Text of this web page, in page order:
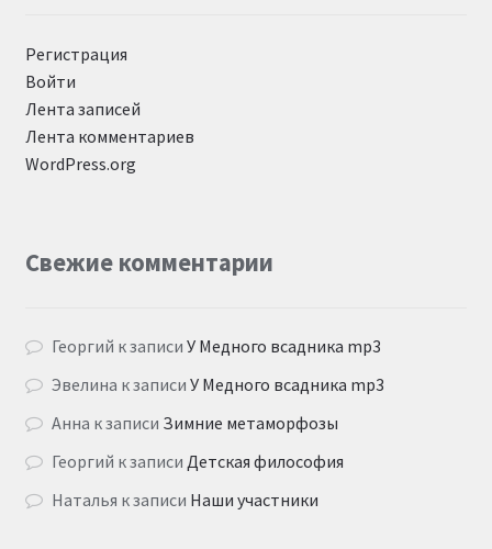
Регистрация
Войти
Лента записей
Лента комментариев
WordPress.org
Свежие комментарии
Георгий к записиУ Медного всадника mp3
Эвелина к записиУ Медного всадника mp3
Анна к записи Зимние метаморфозы
Георгий к записи Детская философия
Наталья к записи Наши участники